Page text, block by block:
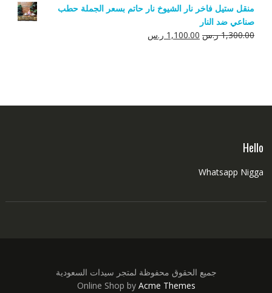
هو:
550.00 ر.س.
هو:
منقل ستيل فاخر نار الشيوخ نار حاتم بسعر الجملة حطب
صناعي ضد النار
1,300.00 ر.س السعر
1,100.00 ر.سالسعر
Hello
Whatsapp Nigga
جميع الحقوق محفوظة لمتجر سيدات السعودية
Online Shop by Acme Themes